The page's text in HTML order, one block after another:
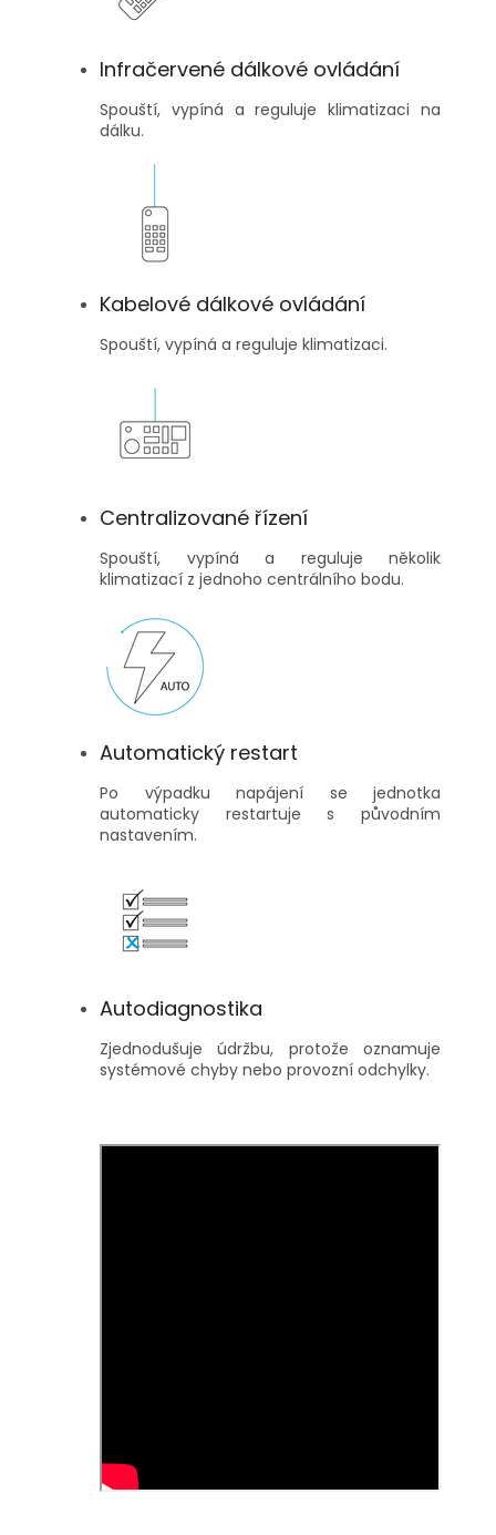
Infračervené dálkové ovládání
Spouští, vypíná a reguluje klimatizaci na
dálku.
Kabelové dálkové ovládání
Spouští, vypíná a reguluje klimatizaci.
Centralizované řízení
Spouští, vypíná a reguluje několik
klimatizací z jednoho centrálního bodu.
Automatický restart
Po výpadku napájení se jednotka
automaticky restartuje s původním
nastavením.
Autodiagnostika
Zjednodušuje údržbu, protože oznamuje
systémové chyby nebo provozní odchylky.